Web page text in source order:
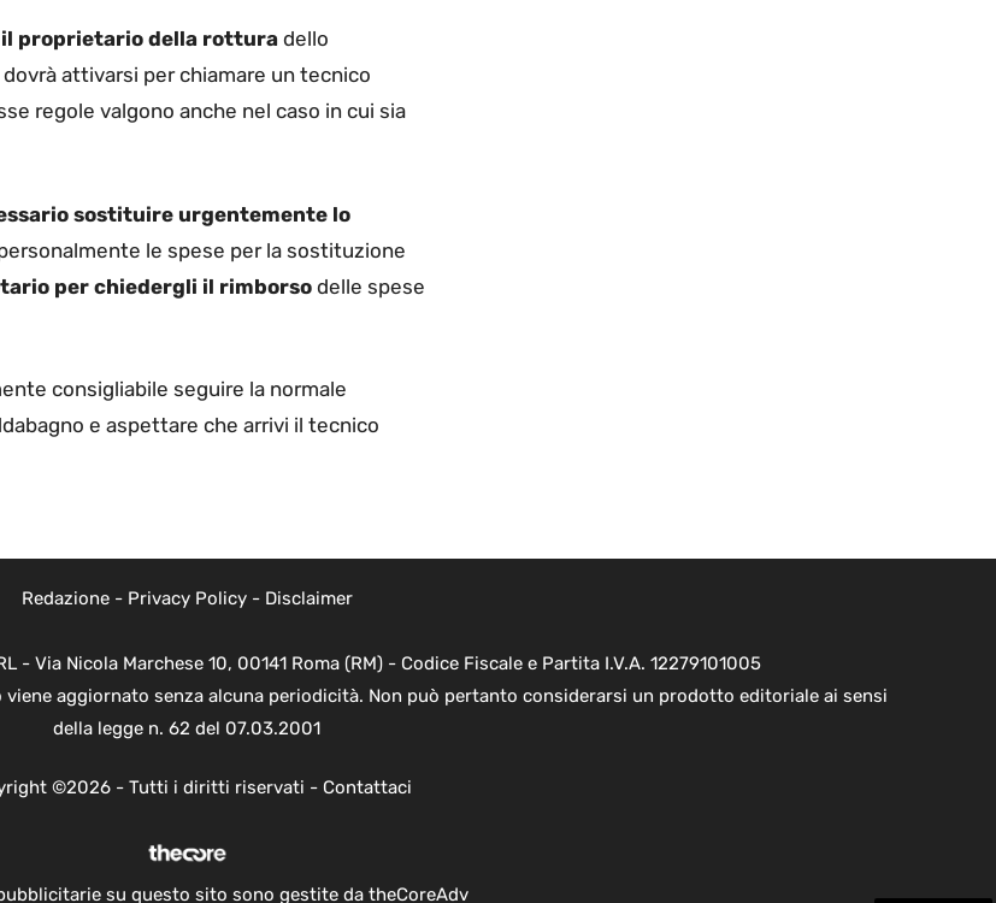
proprietario della rottura dello
attivarsi per chiamare un tecnico
regole valgono anche nel caso in cui sia
sostituire urgentemente lo
le spese per la sostituzione
per chiedergli il rimborso delle spese
consigliabile seguire la normale
e aspettare che arrivi il tecnico
Redazione- Privacy Policy- Disclaimer
- Via Nicola Marchese 10, 00141 Roma (RM) - Codice Fiscale e Partita I.V.A. 12279101005
aggiornato senza alcuna periodicità. Non può pertanto considerarsi un prodotto editoriale ai sensi
della legge n. 62 del 07.03.2001
©2026 - Tutti i diritti riservati - Contattaci
su questo sito sono gestite da theCoreAdv